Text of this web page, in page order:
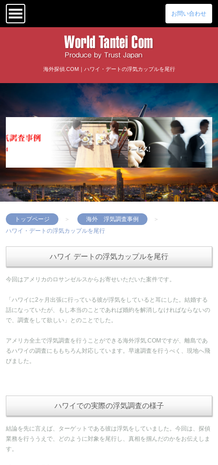
お問い合わせ
海外探偵.COM｜ハワイ・デートの浮気カップルを尾行
トップページ
海外 浮気調査事例
ハワイ・デートの浮気カップルを尾行
ハワイ デートの浮気カップルを尾行
今回はアメリカのロサンゼルスからお寄せいただいた案件です。
「ハワイに2ヶ月出張に行っている彼が浮気をしていると耳にした。結婚する
話になっていたが、もし本当のことであれば婚約を解消しなければならないの
で、調査をして欲しい」とのことでした。
アメリカ全土で浮気調査を行うことができる海外浮気.COMですが、離島であ
るハワイの調査にももちろん対応しています。早速調査を行うべく、現地へ飛
びました。
ハワイでの実際の浮気調査の様子
結論を先に言えば、ターゲットである彼は浮気をしていました。今回は、探偵
業務を行ううえで、どのように対象を尾行し、真相を掴んだのかをお伝えしま
す。